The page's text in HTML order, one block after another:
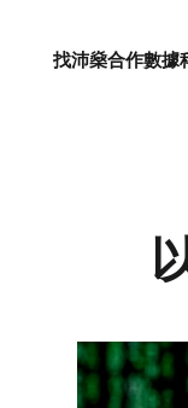
找沛燊合作數據